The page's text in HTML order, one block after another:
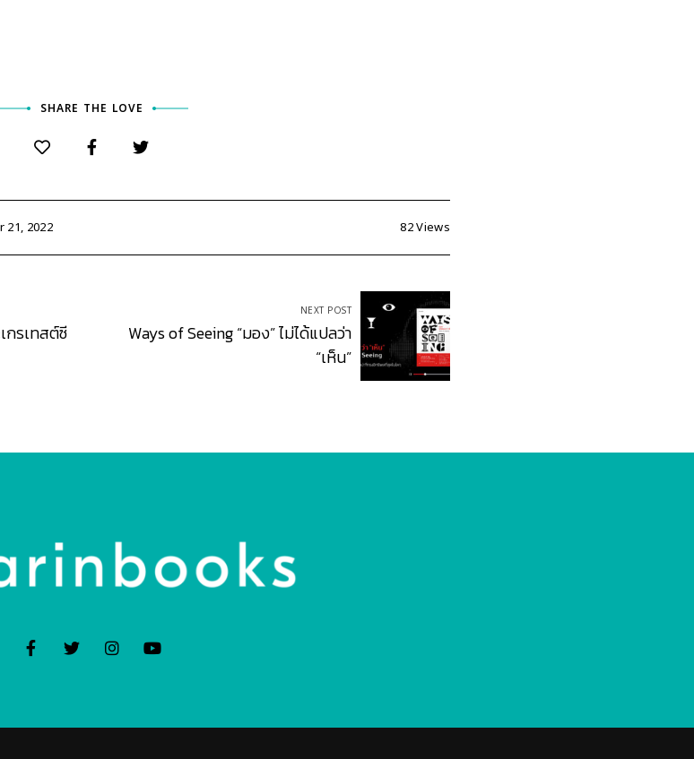
SHARE THE LOVE
21, 2022 82Views
กรเทสต์ซี
NEXT POST
Ways of Seeing “มอง” ไม่ได้แปลว่า
“เห็น”